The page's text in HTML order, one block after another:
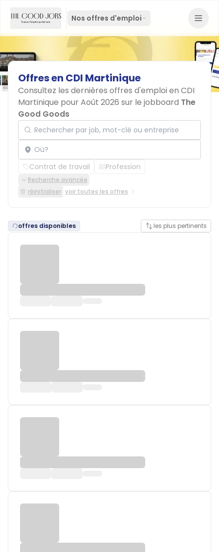
Nos offres d'emploi
Offresen CDI Martinique
Consultez les dernières offres d'emploi en CDI
Martinique pour Août 2026 sur le jobboard The
Good Goods
Rechercher par job, mot-clé ou entreprise
Localisation
Contrat de travail Profession
Recherche avancée
réinitialiser voir toutes les offres
offres disponibles les plus pertinents